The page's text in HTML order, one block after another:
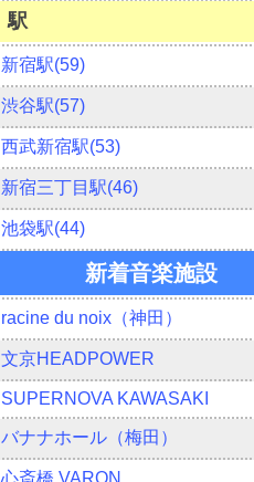
駅
新宿駅(59)
渋谷駅(57)
西武新宿駅(53)
新宿三丁目駅(46)
池袋駅(44)
新着音楽施設
racine du noix（神田）
文京HEADPOWER
SUPERNOVA KAWASAKI
バナナホール（梅田）
心斎橋 VARON